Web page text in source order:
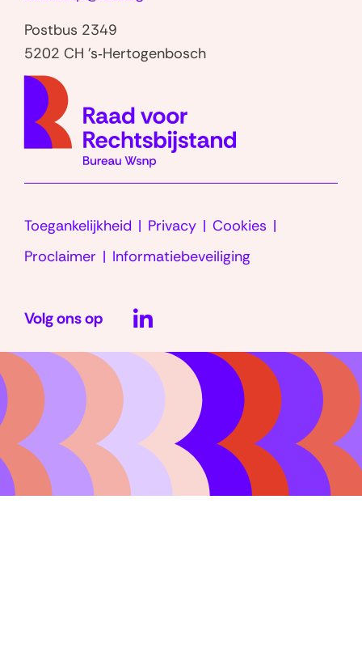
Postbus 2349
5202 CH 's‑Hertogenbosch
Toegankelijkheid Privacy
Cookies
Proclaimer
Informatiebeveiliging
Volg ons op
in
nieuw
venster)